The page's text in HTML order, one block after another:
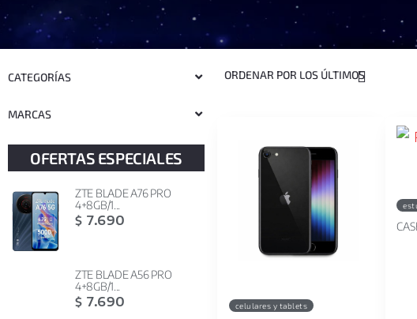
CATEGORÍAS
MARCAS
OFERTAS ESPECIALES
ZTE BLADE A76 PRO
4+8GB/1...
$ 7.690
ZTE BLADE A56 PRO
4+8GB/1...
$ 7.690 celulares y tablets